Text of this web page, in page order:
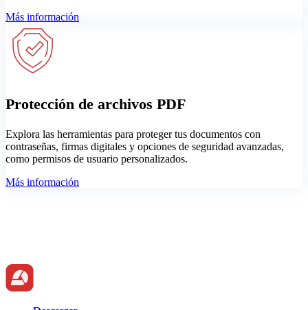
Más información
Protección de archivos PDF
Explora las herramientas para proteger tus documentos con
contraseñas, firmas digitales y opciones de seguridad avanzadas,
como permisos de usuario personalizados.
Más información